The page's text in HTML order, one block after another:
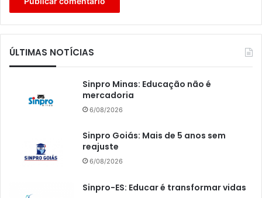
ÚLTIMAS NOTÍCIAS
Sinpro Minas: Educação não é
mercadoria
6/08/2026
Sinpro Goiás: Mais de 5 anos sem
reajuste
6/08/2026
Sinpro-ES: Educar é transformar vidas